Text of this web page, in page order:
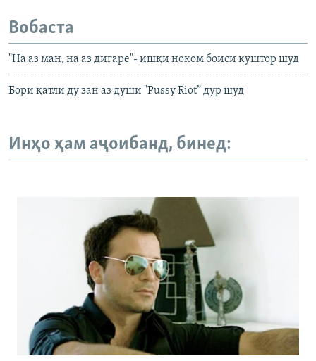
Вобаста
"На аз ман, на аз дигаре"- ишқи ноком боиси куштор шуд
Бори қатли ду зан аз души "Pussy Riot” дур шуд
Инҳо ҳам аҷоибанд, бинед: